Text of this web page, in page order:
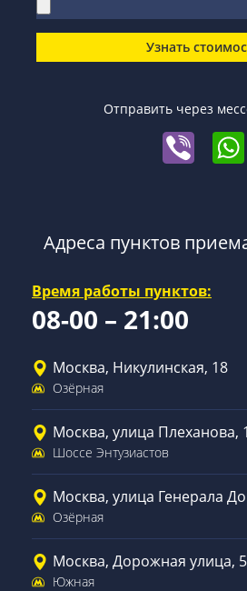
Узнать
Отправить через
Адреса пунктов
Время работы пунктов:
08-00 – 21:00
Москва, Никулинская, 18
Озёрная
Москва, улица Плеханова,
Шоссе Энтузиастов
Москва, улица Генерала
Озёрная
Москва, Дорожная улица,
Южная